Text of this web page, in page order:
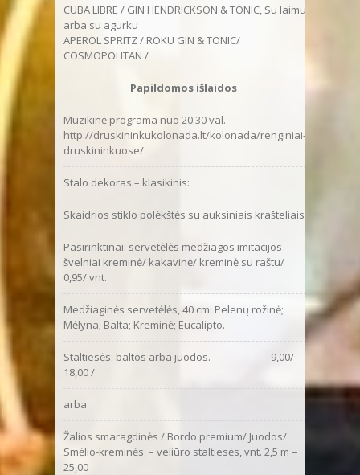
CUBA LIBRE / GIN HENDRICKSON & TONIC, Su laimu
arba su agurku
APEROL SPRITZ / ROKU GIN & TONIC/
COSMOPOLITAN /
Papildomos išlaidos
Muzikinė programa nuo 20.30 val.
http://druskininkukolonada.lt/kolonada/renginiai-
druskininkuose/
Stalo dekoras – klasikinis:
Skaidrios stiklo polėkštės su auksiniais krašteliais
Pasirinktinai: servetėlės medžiagos imitacijos
švelniai kreminė/ kakavinė/ kreminė su raštu/
0,95/ vnt.
Medžiaginės servetėlės, 40 cm: Pelenų rožinė;
Mėlyna; Balta; Kreminė; Eucalipto.
Staltiesės: baltos arba juodos. 9,00/
18,00 /
2
arba
Žalios smaragdinės / Bordo premium/ Juodos/
Smėlio-kreminės – veliūro staltiesės, vnt. 2,5 m –
25,00